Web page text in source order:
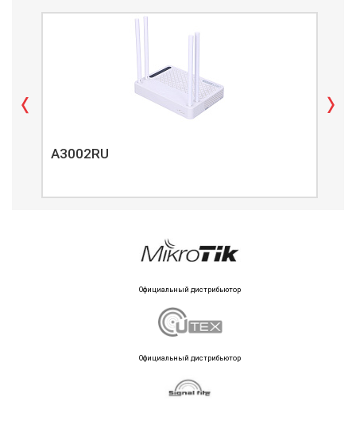
A3002RU
Официальный дистрибьютор
Официальный дистрибьютор